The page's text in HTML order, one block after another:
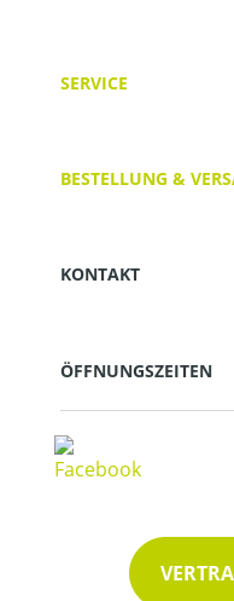
SERVICE
BESTELLUNG &
KONTAKT
ÖFFNUNGSZEITEN